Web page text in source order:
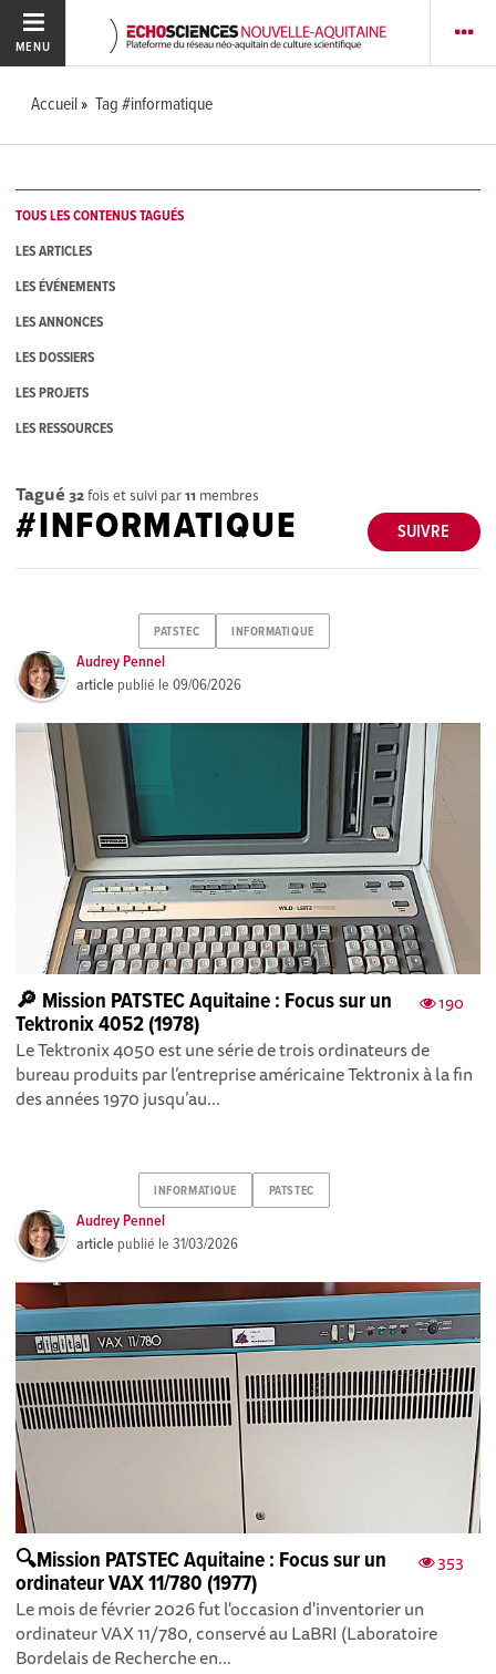
MENU
Accueil Tag #informatique
TOUS LES CONTENUS TAGUÉS
LES ARTICLES
LES ÉVÉNEMENTS
LES ANNONCES
LES DOSSIERS
LES PROJETS
LES RESSOURCES
Tagué 32fois et suivi par11 membres
SUIVRE
#INFORMATIQUE
PATSTEC INFORMATIQUE
Audrey Pennel
article publié le09/06/2026
190
🔎 Mission PATSTEC Aquitaine : Focus sur un
Tektronix 4052 (1978)
Le Tektronix 4050 est une série de trois ordinateurs de
bureau produits par l’entreprise américaine Tektronix à la fin
des années 1970 jusqu’au...
INFORMATIQUE PATSTEC
Audrey Pennel
article publié le31/03/2026
353
🔍Mission PATSTEC Aquitaine : Focus sur un
ordinateur VAX 11/780 (1977)
Le mois de février 2026 fut l'occasion d'inventorier un
ordinateur VAX 11/780, conservé au LaBRI (Laboratoire
Bordelais de Recherche en...